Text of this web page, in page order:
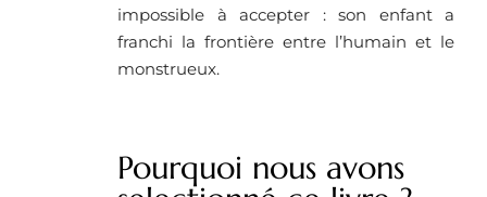
impossible à accepter : son enfant a
franchi la frontière entre l’humain et le
monstrueux.
Pourquoi nous avons